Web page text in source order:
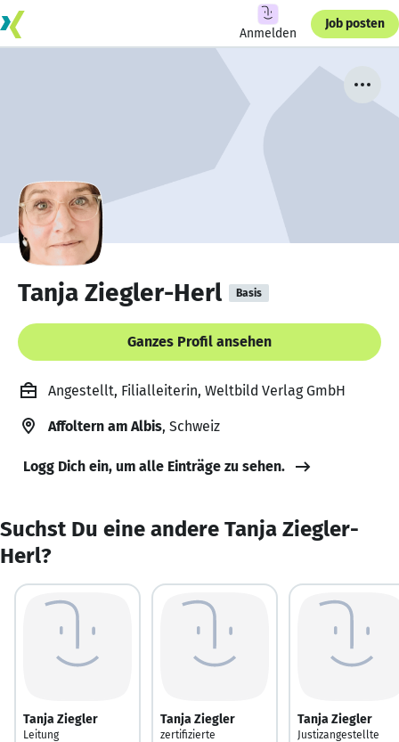
Anmelden
Job posten
Tanja Ziegler-Herl Basis
Ganzes Profil ansehen
Angestellt, Filialleiterin, Weltbild Verlag GmbH
Affoltern am Albis, Schweiz
Logg Dich ein, um alle Einträge zu sehen.
Suchst Du eine andere Tanja Ziegler-
Herl?
Tanja Ziegler
Leitung
Tanja Ziegler
zertifizierte
Tanja Ziegler
Justizangestellte